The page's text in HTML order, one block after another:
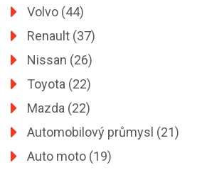
Volvo (44)
Renault (37)
Nissan (26)
Toyota (22)
Mazda (22)
Automobilový průmysl (21)
Auto moto (19)